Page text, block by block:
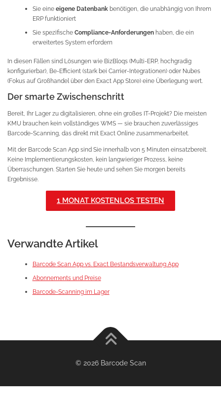
Sie eine eigene Datenbankbenötigen, die unabhängig von Ihrem
ERP funktioniert
Sie spezifische Compliance-Anforderungenhaben, die ein
erweitertes System erfordern
In diesen Fällen sind Lösungen wie BizBloqs (Multi-ERP, hochgradig
konfigurierbar), Be-Efficient (stark bei Carrier-Integrationen) oder Nubes
(Fokus auf Großhandel über den Exact App Store) eine Überlegung wert.
Der smarte Zwischenschritt
Bereit, Ihr Lager zu digitalisieren, ohne ein großes IT-Projekt? Die meisten
KMU brauchen kein vollständiges WMS — sie brauchen zuverlässiges
Barcode-Scanning, das direkt mit Exact Online zusammenarbeitet.
Mit der Barcode Scan App sind Sie innerhalb von 5 Minuten einsatzbereit.
Keine Implementierungskosten, kein langwieriger Prozess, keine
Überraschungen. Starten Sie heute und sehen Sie morgen bereits
Ergebnisse.
1 MONAT KOSTENLOS TESTEN
Verwandte Artikel
Barcode Scan App vs. Exact Bestandsverwaltung App
Abonnements und Preise
Barcode-Scanning im Lager
© 2026 Barcode Scan